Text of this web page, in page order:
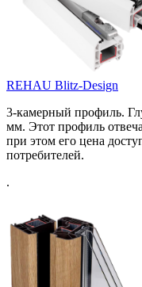
REHAU Blitz-Design
3-камерный профиль.
мм. Этот профиль
при этом его цена
потребителей.
.